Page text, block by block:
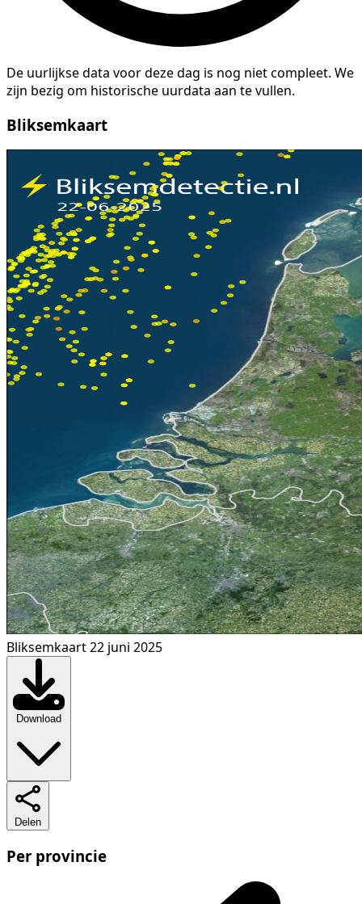
De uurlijkse data voor deze dag is nog niet compleet. We
zijn bezig om historische uurdata aan te vullen.
Bliksemkaart
Bliksemkaart 22 juni 2025
Download
Delen
Per provincie